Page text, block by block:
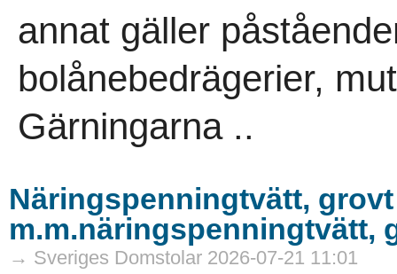
annat gäller
bolånebedrägerier,
Gärningarna ..
Näringspenningtvätt,
m.m.näringspenningtvätt,
→ Sveriges Domstolar 2026-07-21 11:01